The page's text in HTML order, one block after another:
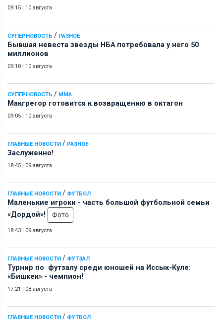
09:15 | 10 августа
СУПЕРНОВОСТЬ / РАЗНОЕ
Бывшая невеста звезды НБА потребовала у него 50
миллионов
09:10 | 10 августа
СУПЕРНОВОСТЬ / ММА
Макгрегор готовится к возвращению в октагон
09:05 | 10 августа
ГЛАВНЫЕ НОВОСТИ / РАЗНОЕ
Заслуженно!
18:45 | 09 августа
ГЛАВНЫЕ НОВОСТИ / ФУТБОЛ
Маленькие игроки - часть большой футбольной семьи
«Дордой»!
Фото
18:43 | 09 августа
ГЛАВНЫЕ НОВОСТИ / ФУТЗАЛ
Турнир по футзалу среди юношей на Иссык-Куле:
«Бишкек» - чемпион!
17:21 | 08 августа
ГЛАВНЫЕ НОВОСТИ / ФУТБОЛ